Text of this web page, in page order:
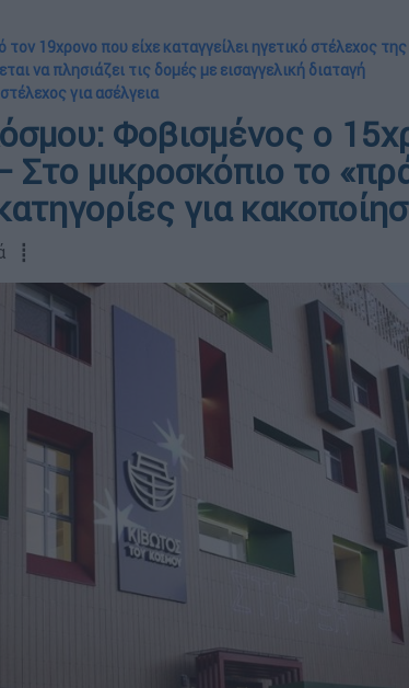
19χρονο που είχε καταγγείλει ηγετικό στέλεχος
να πλησιάζει τις δομές με εισαγγελική διαταγή
για ασέλγεια
Φοβισμένος ο
μικροσκόπιο το
για
┋